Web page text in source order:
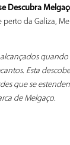
Descubra
perto da Galiza,
quando
Esta
que se
de Melgaço.